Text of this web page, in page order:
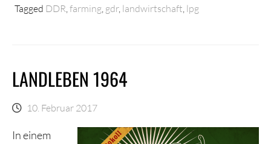
Tagged DDR farming gdr, landwirtschaft lpg
LANDLEBEN 1964
10. Februar 2017
In einem